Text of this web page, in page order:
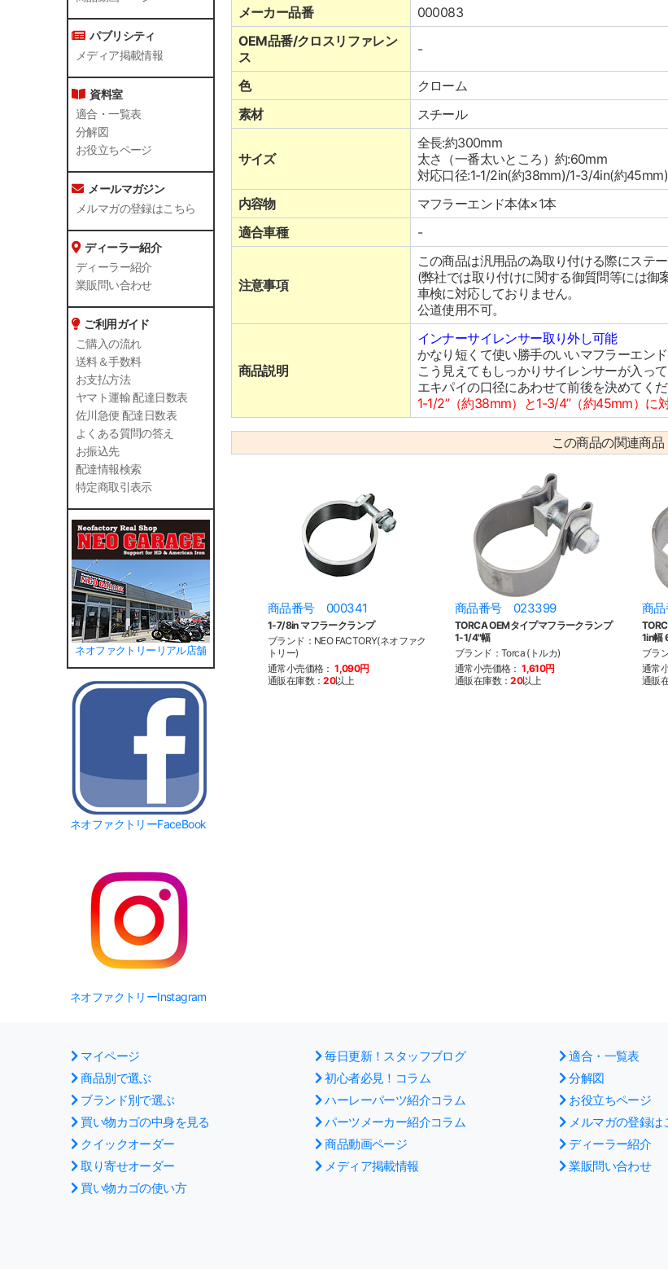
パブリシティ
メディア掲載情報
資料室
適合・一覧表
分解図
お役立ちページ
メールマガジン
メルマガの登録はこちら
ディーラー紹介
ディーラー紹介
業販問い合わせ
ご利用ガイド
ご購入の流れ
送料＆手数料
お支払方法
ヤマト運輸 配達日数表
佐川急便 配達日数表
よくある質問の答え
お振込先
配達情報検索
特定商取引表示
ネオファクトリーリアル店舗
ネオファクトリーFaceBook
ネオファクトリーInstagram
メーカー品番
000083
OEM品番/クロスリファレン
ス
-
色
クローム
素材
スチール
サイズ
全長:約300mm
太さ（一番太いところ）約:60mm
対応口径:1-1/2in(約38mm)/1-3/4in(約45mm)
内容物
マフラーエンド本体×1本
適合車種
-
注意事項
この商品は汎用品の為取り付ける際にステ
(弊社では取り付けに関する御質問等には御
車検に対応しておりません。
公道使用不可。
商品説明
インナーサイレンサー取り外し可能
かなり短くて使い勝手のいいマフラーエンド
こう見えてもしっかりサイレンサーが入って
エキパイの口径にあわせて前後を決めてくだ
1-1/2”（約38mm）と1-3/4”（約45mm）に
この商品の関連商品
商品番号 000341
1-7/8in マフラークランプ
ブランド：NEO FACTORY(ネオファク
トリー)
通常小売価格： 1,090円
通販在庫数：20以上
商品番号 023399
TORCA OEMタイプマフラークランプ
1-1/4"幅
ブランド：Torca (トルカ)
通常小売価格： 1,610円
通販在庫数：20以上
商
1in幅
ブラ
通常
通販
マイページ
商品別で選ぶ
ブランド別で選ぶ
買い物カゴの中身を見る
クイックオーダー
取り寄せオーダー
買い物カゴの使い方
毎日更新！スタッフブログ
初心者必見！コラム
ハーレーパーツ紹介コラム
パーツメーカー紹介コラム
商品動画ページ
メディア掲載情報
適合・一覧表
分解図
お役立ちページ
メルマガの登録は
ディーラー紹介
業販問い合わせ